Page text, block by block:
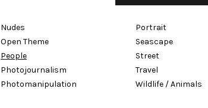
Nudes
Open Theme
People
Photojournalism
Photomanipulation
Portrait
Seascape
Street
Travel
Wildlife / Animals